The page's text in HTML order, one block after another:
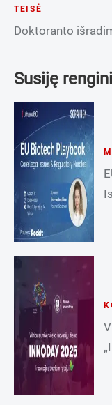
TEISĖ
Doktoranto
Susiję